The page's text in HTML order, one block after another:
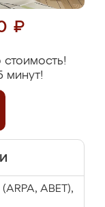
₽
минут!
ABET),